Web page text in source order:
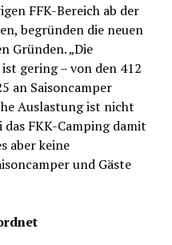
FFK-Bereich ab der
begründen die neuen
Gründen. „Die
gering – von den 412
an Saisoncamper
Auslastung ist nicht
das FKK-Camping damit
aber keine
und Gäste